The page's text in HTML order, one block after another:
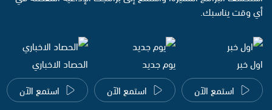
أي وقت يناسبك.
اول خبر
استمع الآن
يوم جديد
استمع الآن
الحصاد الاخباري
استمع الآن